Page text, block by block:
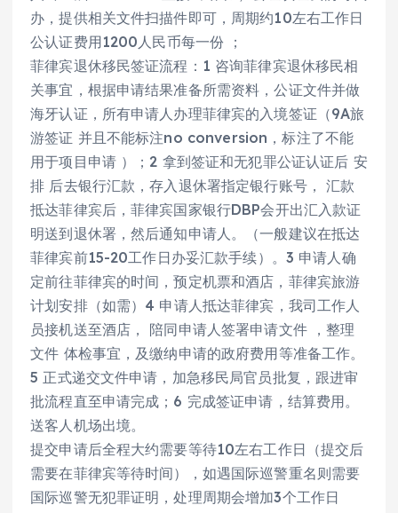
办，提供相关文件扫描件即可，周期约10左右工作日
公认证费用1200人民币每一份 ；
菲律宾退休移民签证流程：1 咨询菲律宾退休移民相
关事宜，根据申请结果准备所需资料，公证文件并做
海牙认证，所有申请人办理菲律宾的入境签证（9A旅
游签证 并且不能标注no conversion，标注了不能
用于项目申请 ）；2 拿到签证和无犯罪公证认证后 安
排 后去银行汇款，存入退休署指定银行账号， 汇款
抵达菲律宾后，菲律宾国家银行DBP会开出汇入款证
明送到退休署，然后通知申请人。（一般建议在抵达
菲律宾前15-20工作日办妥汇款手续）。3 申请人确
定前往菲律宾的时间，预定机票和酒店，菲律宾旅游
计划安排（如需）4 申请人抵达菲律宾，我司工作人
员接机送至酒店， 陪同申请人签署申请文件 ，整理
文件 体检事宜，及缴纳申请的政府费用等准备工作。
5 正式递交文件申请，加急移民局官员批复，跟进审
批流程直至申请完成；6 完成签证申请，结算费用。
送客人机场出境。
提交申请后全程大约需要等待10左右工作日（提交后
需要在菲律宾等待时间），如遇国际巡警重名则需要
国际巡警无犯罪证明，处理周期会增加3个工作日